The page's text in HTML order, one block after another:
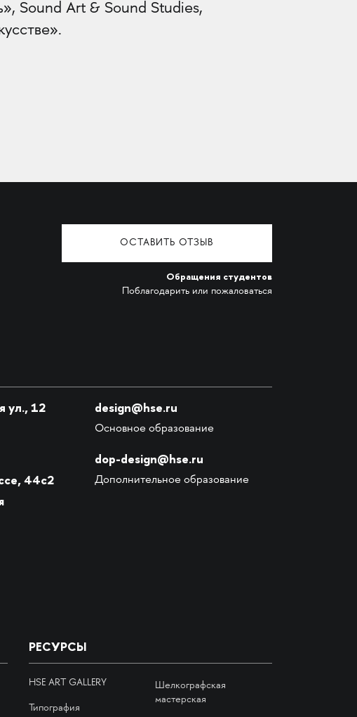
Sound Art & Sound Studies,
ОСТАВИТЬ ОТЗЫВ
Обращения студентов
Поблагодарить или пожаловаться
ул., 12
44с2
design@hse.ru
Основное образование
dop-design@hse.ru
Дополнительное образование
РЕСУРСЫ
HSE ART GALLERY
Типография
Шелкографская
мастерская